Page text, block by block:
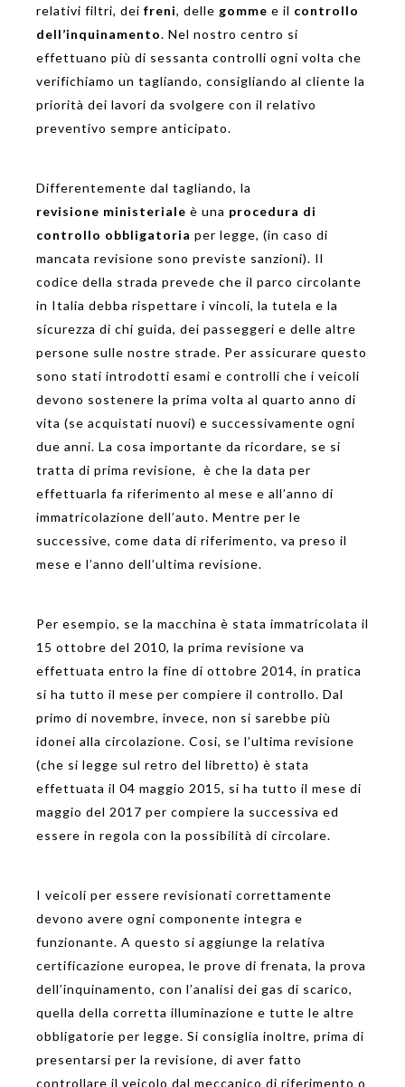
relativi filtri, dei freni, delle gomme e il controllo
dell’inquinamento. Nel nostro centro si
effettuano più di sessanta controlli ogni volta che
verifichiamo un tagliando, consigliando al cliente la
priorità dei lavori da svolgere con il relativo
preventivo sempre anticipato.
Differentemente dal tagliando, la
revisione ministeriale è una procedura di
controllo obbligatoria per legge, (in caso di
mancata revisione sono previste sanzioni). Il
codice della strada prevede che il parco circolante
in Italia debba rispettare i vincoli, la tutela e la
sicurezza di chi guida, dei passeggeri e delle altre
persone sulle nostre strade. Per assicurare questo
sono stati introdotti esami e controlli che i veicoli
devono sostenere la prima volta al quarto anno di
vita (se acquistati nuovi) e successivamente ogni
due anni. La cosa importante da ricordare, se si
tratta di prima revisione, è che la data per
effettuarla fa riferimento al mese e all’anno di
immatricolazione dell’auto. Mentre per le
successive, come data di riferimento, va preso il
mese e l’anno dell’ultima revisione.
Per esempio, se la macchina è stata immatricolata il
15 ottobre del 2010, la prima revisione va
effettuata entro la fine di ottobre 2014, in pratica
si ha tutto il mese per compiere il controllo. Dal
primo di novembre, invece, non si sarebbe più
idonei alla circolazione. Cosi, se l’ultima revisione
(che si legge sul retro del libretto) è stata
effettuata il 04 maggio 2015, si ha tutto il mese di
maggio del 2017 per compiere la successiva ed
essere in regola con la possibilità di circolare.
I veicoli per essere revisionati correttamente
devono avere ogni componente integra e
funzionante. A questo si aggiunge la relativa
certificazione europea, le prove di frenata, la prova
dell’inquinamento, con l’analisi dei gas di scarico,
quella della corretta illuminazione e tutte le altre
obbligatorie per legge. Si consiglia inoltre, prima di
presentarsi per la revisione, di aver fatto
controllare il veicolo dal meccanico di riferimento o